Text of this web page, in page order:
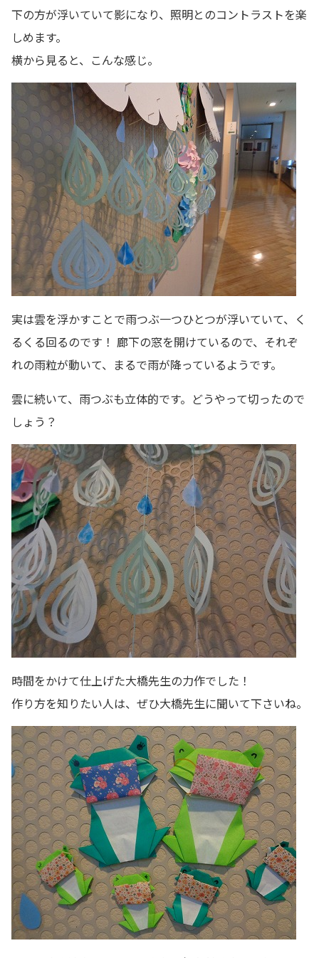
下の方が浮いていて影になり、照明とのコントラストを楽
しめます。
横から見ると、こんな感じ。
実は雲を浮かすことで雨つぶ一つひとつが浮いていて、く
るくる回るのです！ 廊下の窓を開けているので、それぞ
れの雨粒が動いて、まるで雨が降っているようです。
雲に続いて、雨つぶも立体的です。どうやって切ったので
しょう？
時間をかけて仕上げた大橋先生の力作でした！
作り方を知りたい人は、ぜひ大橋先生に聞いて下さいね。